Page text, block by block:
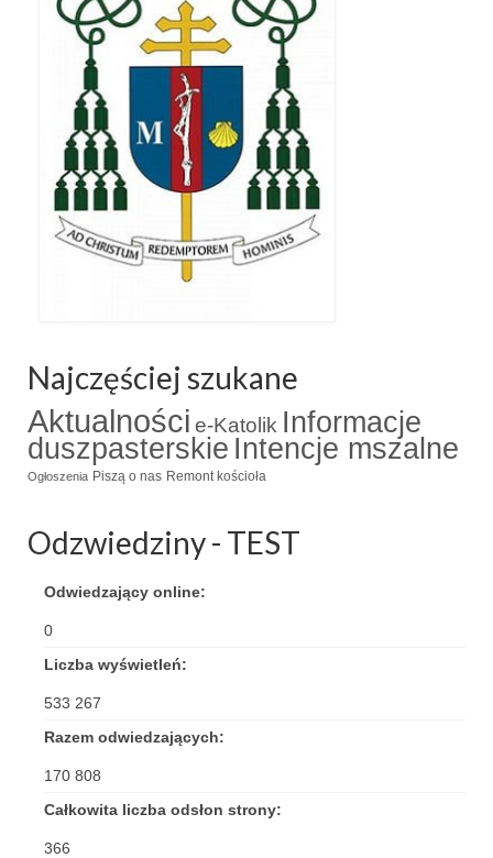
Galerie 2017
Remont plebanii 2017
Wprowadzenie nowego Proboszcza
Imieniny kapłana
Zaprzyjaźnione strony
Standardy ochrony małoletnich
Najczęściej szukane
Aktualności e-Katolik Informacje
duszpasterskie Intencje mszalne
Ogłoszenia Piszą o nas Remont kościoła
Odzwiedziny - TEST
Odwiedzający online:
0
Liczba wyświetleń:
533 267
Razem odwiedzających:
170 808
Całkowita liczba odsłon strony:
366